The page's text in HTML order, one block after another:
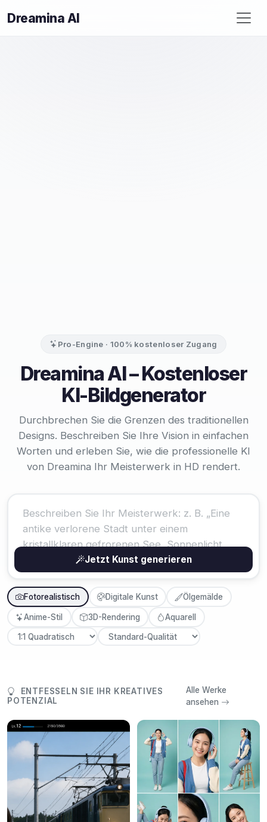
Dreamina AI
Pro-Engine · 100% kostenloser Zugang
Dreamina AI – Kostenloser
KI-Bildgenerator
Durchbrechen Sie die Grenzen des traditionellen
Designs. Beschreiben Sie Ihre Vision in einfachen
Worten und erleben Sie, wie die professionelle KI
von Dreamina Ihr Meisterwerk in HD rendert.
Jetzt Kunst generieren
Fotorealistisch Digitale Kunst Ölgemälde
Anime-Stil 3D-Rendering Aquarell
ENTFESSELN SIE IHR KREATIVES
POTENZIAL
Alle Werke
ansehen